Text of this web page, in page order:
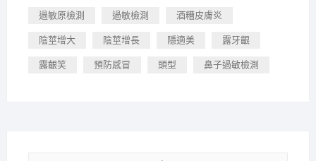
過敏原檢測 過敏檢測 酒糟皮膚炎
陰莖增大 陰莖增長 隱適美 露牙齦
露齦笑 預防感冒 頭型 鼻子過敏檢測